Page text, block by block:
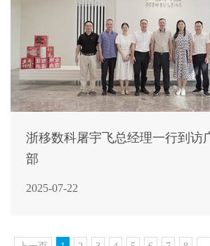
浙移数科屠宇飞总经理一行到访
部
2025-07-22